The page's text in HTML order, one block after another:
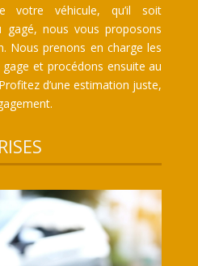
votre véhicule, qu’il soit
gagé, nous vous proposons
Nous prenons en charge les
et procédons ensuite au
d’une estimation juste,